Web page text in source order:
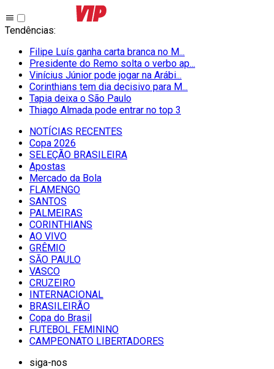
Tendências:
Filipe Luís ganha carta branca no M...
Presidente do Remo solta o verbo ap...
Vinícius Júnior pode jogar na Arábi...
Corinthians tem dia decisivo para M...
Tapia deixa o São Paulo
Thiago Almada pode entrar no top 3
NOTÍCIAS RECENTES
Copa 2026
SELEÇÃO BRASILEIRA
Apostas
Mercado da Bola
FLAMENGO
SANTOS
PALMEIRAS
CORINTHIANS
AO VIVO
GRÊMIO
SĀO PAULO
VASCO
CRUZEIRO
INTERNACIONAL
BRASILEIRÃO
Copa do Brasil
FUTEBOL FEMININO
CAMPEONATO LIBERTADORES
siga-nos